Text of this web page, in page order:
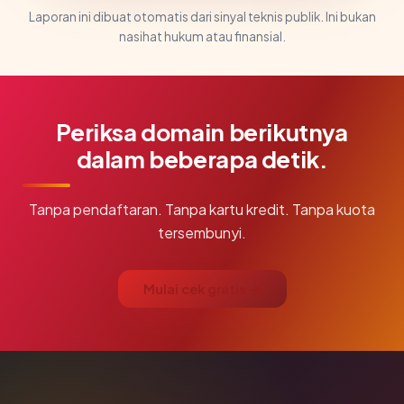
Laporan ini dibuat otomatis dari sinyal teknis publik. Ini bukan
nasihat hukum atau finansial.
Periksa domain berikutnya
dalam beberapa detik.
Tanpa pendaftaran. Tanpa kartu kredit. Tanpa kuota
tersembunyi.
Mulai cek gratis →